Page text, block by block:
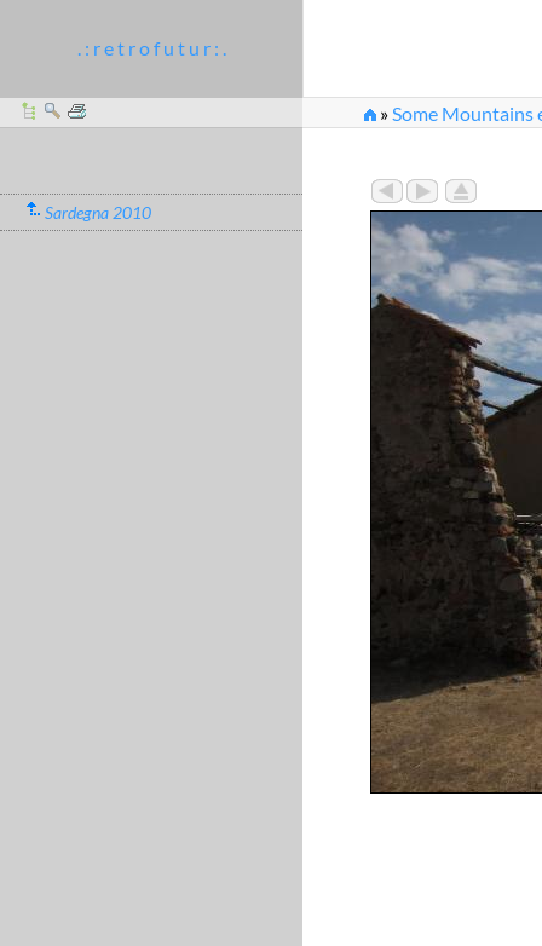
. : r e t r o f u t u r : .
»Some Mountains
Sardegna 2010